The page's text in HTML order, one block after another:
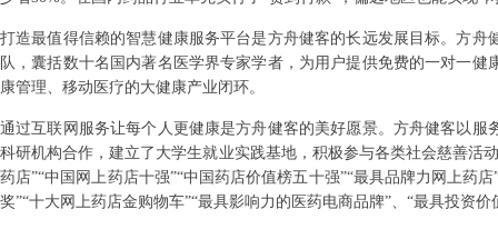
打造最值得信赖的智慧健康服务平台是方舟健客的长远发展目标。方
队，囊括数十名国内著名医学界专家学者，为用户提供免费的一对一
康管理、移动医疗的大健康产业闭环。
通过互联网服务让每个人更健康是方舟健客的美好愿景。方舟健客以
科研机构合作，建立了大学生就业实践基地，积极参与各类社会慈善活
药店”“中国网上药店十强”“中国药店价值榜五十强”“最具品牌力网上药
奖”“十大网上药店金购物车”“最具影响力的医药电商品牌”、“最具投资